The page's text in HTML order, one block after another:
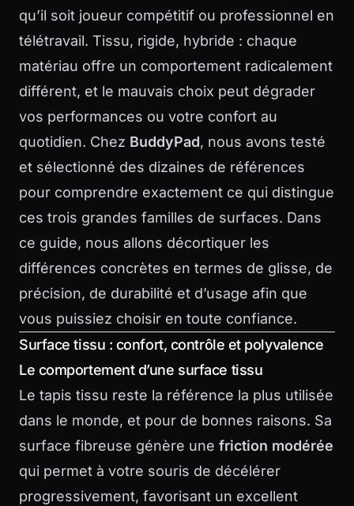
qu’il soit joueur compétitif ou professionnel en
télétravail. Tissu, rigide, hybride : chaque
matériau offre un comportement radicalement
différent, et le mauvais choix peut dégrader
vos performances ou votre confort au
quotidien. Chez BuddyPad, nous avons testé
et sélectionné des dizaines de références
pour comprendre exactement ce qui distingue
ces trois grandes familles de surfaces. Dans
ce guide, nous allons décortiquer les
différences concrètes en termes de glisse, de
précision, de durabilité et d’usage afin que
vous puissiez choisir en toute confiance.
Surface tissu : confort, contrôle et polyvalence
Le comportement d’une surface tissu
Le tapis tissu reste la référence la plus utilisée
dans le monde, et pour de bonnes raisons. Sa
surface fibreuse génère une friction modérée
qui permet à votre souris de décélérer
progressivement, favorisant un excellent